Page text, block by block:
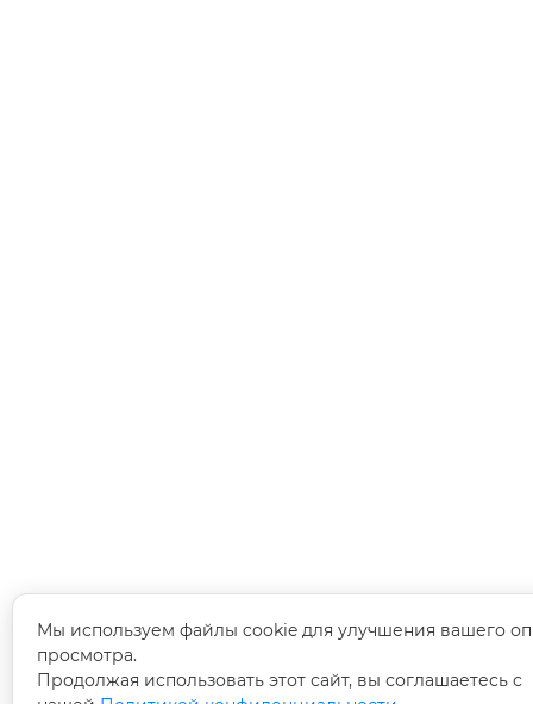
Мы используем файлы cookie для улучшения вашего
просмотра.
Продолжая использовать этот сайт, вы соглашаетесь с